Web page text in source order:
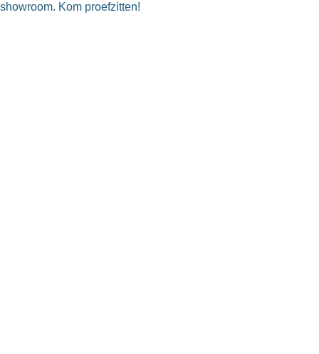
showroom. Kom proefzitten!